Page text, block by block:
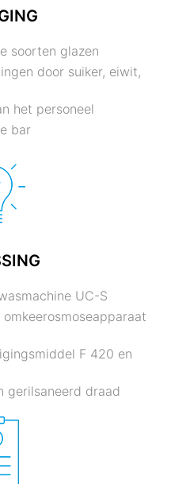
soorten glazen
door suiker, eiwit,
het personeel
bar
UC-S
F 420 en
gerilsaneerd draad